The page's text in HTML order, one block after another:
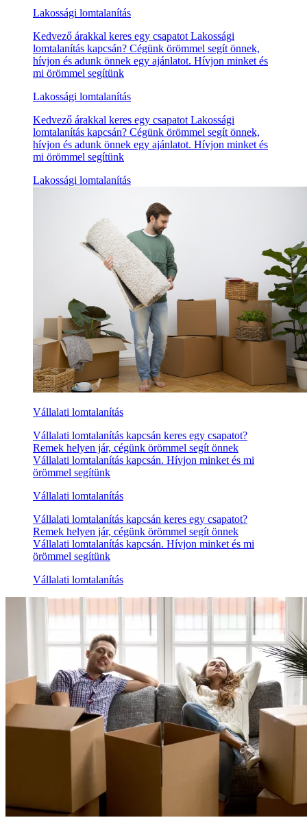
Lakossági lomtalanítás
Kedvező árakkal keres egy csapatot Lakossági
lomtalanítás kapcsán? Cégünk örömmel segít önnek,
hívjon és adunk önnek egy ajánlatot. Hívjon minket és
mi örömmel segítünk
Lakossági lomtalanítás
Kedvező árakkal keres egy csapatot Lakossági
lomtalanítás kapcsán? Cégünk örömmel segít önnek,
hívjon és adunk önnek egy ajánlatot. Hívjon minket és
mi örömmel segítünk
Lakossági lomtalanítás
Vállalati lomtalanítás
Vállalati lomtalanítás kapcsán keres egy csapatot?
Remek helyen jár, cégünk örömmel segít önnek
Vállalati lomtalanítás kapcsán. Hívjon minket és mi
örömmel segítünk
Vállalati lomtalanítás
Vállalati lomtalanítás kapcsán keres egy csapatot?
Remek helyen jár, cégünk örömmel segít önnek
Vállalati lomtalanítás kapcsán. Hívjon minket és mi
örömmel segítünk
Vállalati lomtalanítás